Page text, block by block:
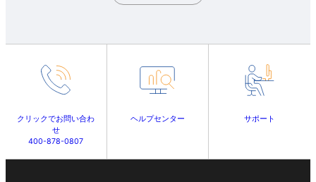
クリックでお問い合わ
せ
400-878-0807
ヘルプセンター サポート